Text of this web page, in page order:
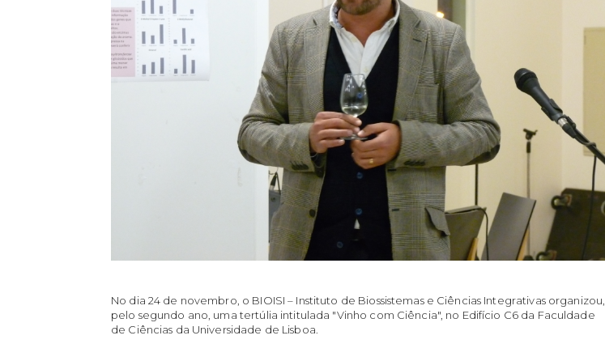
No dia 24 de novembro, o BIOISI – Instituto de Biossistemas e Ciências Integrativas organizou,
pelo segundo ano, uma tertúlia intitulada "Vinho com Ciência", no Edifício C6 da Faculdade
de Ciências da Universidade de Lisboa.